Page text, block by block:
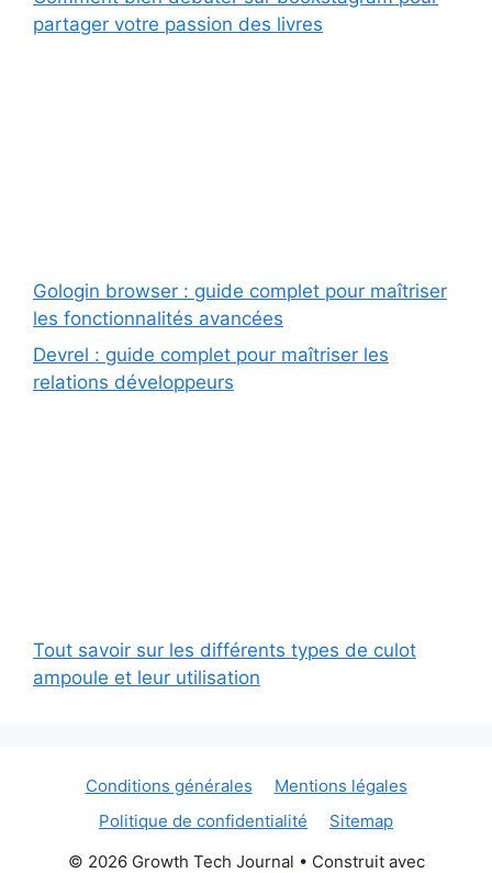
partager votre passion des livres
Gologin browser : guide complet pour maîtriser
les fonctionnalités avancées
Devrel : guide complet pour maîtriser les
relations développeurs
Tout savoir sur les différents types de culot
ampoule et leur utilisation
Conditions générales
Mentions légales
Politique de confidentialité
Sitemap
© 2026 Growth Tech Journal • Construit avec